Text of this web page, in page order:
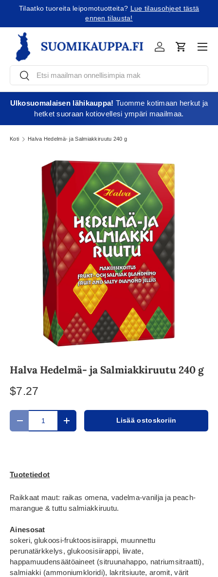
Tilaatko tuoreita leipomotuotteita? Lue tilausohjeet tästä
ennen tilausta!
EtsiEtsi
KirjauduOstoskori
Ulkosuomalaisen lähikauppa! Tuomme kotimaan herkut ja
hetket suoraan kotiovellesi ympäri maailmaa.
Koti Halva Hedelmä- ja Salmiakkiruutu 240 g
Halva Hedelmä- ja Salmiakkiruutu 240 g
$7.27
Määrä
Translation missing: fi.cart.items.decrease_quantity
Translation missing:Lisää ostoskoriin
Tuotetiedot
Raikkaat maut: raikas omena, vadelma-vanilja ja peach-
marangue & tuttu salmiakkiruutu.
Ainesosat
sokeri, glukoosi-fruktoosisiirappi, muunnettu
perunatärkkelys, glukoosisiirappi, liivate,
happamuudensäätöaineet (sitruunahappo, natriumsitraatti),
salmiakki (ammoniumkloridi), lakritsiuute, aromit, värit